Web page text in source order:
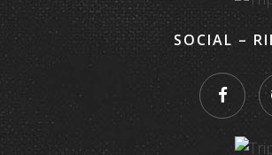
SOCIAL –